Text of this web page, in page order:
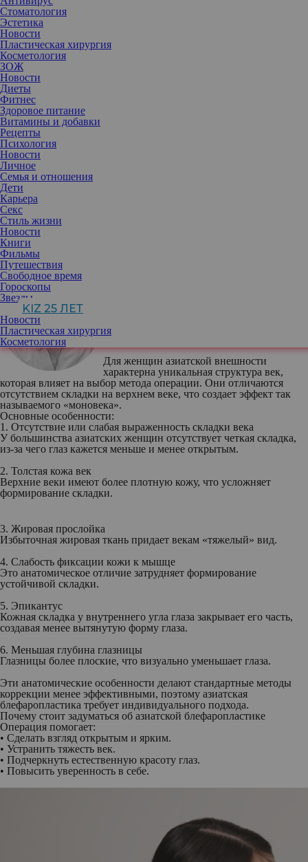
Стоматология
Эстетика
Новости
Пластическая хирургия
Косметология
ЗОЖ
Новости
Диеты
Фитнес
Здоровое питание
Витамины и добавки
Рецепты
Психология
Новости
Личное
Семья и отношения
Дети
Карьера
Секс
Стиль жизни
Новости
Книги
Фильмы
Путешествия
Свободное время
Гороскопы
Звезды
KIZ 25 ЛЕТ
Новости
Пластическая хирургия
Косметология
Многие женщины азиатской внешности мечтают о более
открытом взгляде. Современная косметическая хирургия
предлагает решение этой особенности — азиатскую
блефаропластику, которая позволяет создать двойное веко,
сохраняя этническую уникальность.
Для женщин азиатской внешности
характерна уникальная структура век,
которая влияет на выбор метода операции. Они отличаются
отсутствием складки на верхнем веке, что создает эффект так
называемого «моновека».
Основные особенности:
1. Отсутствие или слабая выраженность складки века
У большинства азиатских женщин отсутствует четкая складка,
из-за чего глаз кажется меньше и менее открытым.
2. Толстая кожа век
Верхние веки имеют более плотную кожу, что усложняет
формирование складки.
3. Жировая прослойка
Избыточная жировая ткань придает векам «тяжелый» вид.
4. Слабость фиксации кожи к мышце
Это анатомическое отличие затрудняет формирование
устойчивой складки.
5. Эпикантус
Кожная складка у внутреннего угла глаза закрывает его часть,
создавая менее вытянутую форму глаза.
6. Меньшая глубина глазницы
Глазницы более плоские, что визуально уменьшает глаза.
Эти анатомические особенности делают стандартные методы
коррекции менее эффективными, поэтому азиатская
блефаропластика требует индивидуального подхода.
Почему стоит задуматься об азиатской блефаропластике
Операция помогает:
• Сделать взгляд открытым и ярким.
• Устранить тяжесть век.
• Подчеркнуть естественную красоту глаз.
• Повысить уверенность в себе.